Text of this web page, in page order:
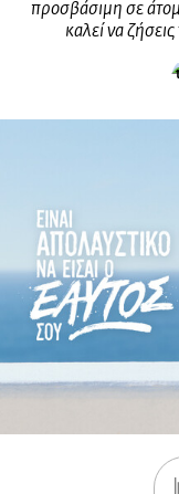
προσβάσιμη σε
καλεί να